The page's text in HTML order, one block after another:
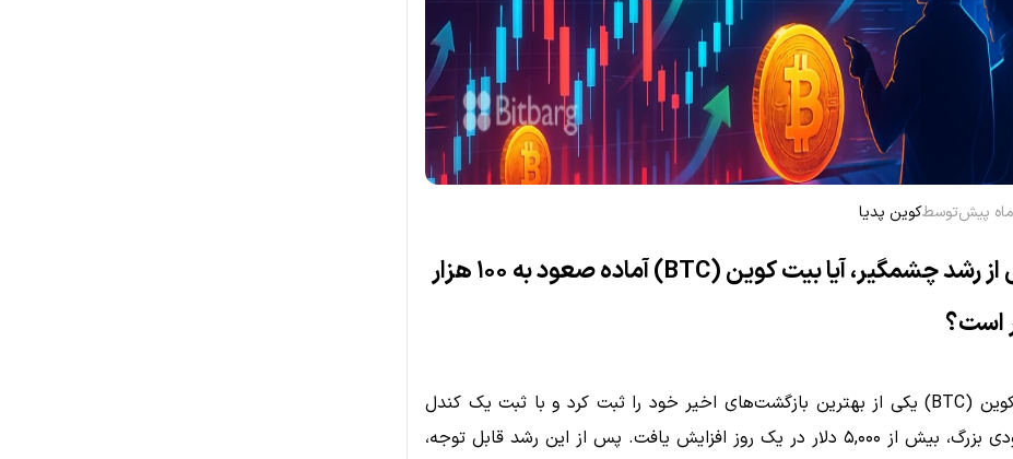
توسطکوین پدیا
پس از رشد چشمگیر، آیا بیت کوین (BTC) آماده صعود به ۱۰۰ هزار
است؟
بیت‌کوین (BTC) یکی از بهترین بازگشت‌های اخیر خود را ثبت کرد و با ثبت یک کندل
صعودی بزرگ، بیش از ۵,۰۰۰ دلار در یک روز افزایش یافت. پس از این رشد قابل توجه،